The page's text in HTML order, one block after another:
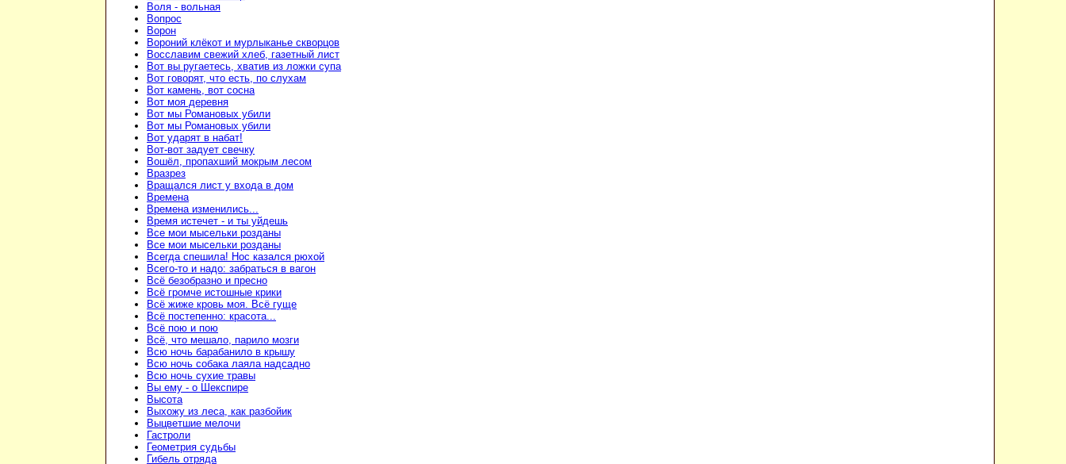
Воля - вольная
Вопрос
Ворон
Вороний клёкот и мурлыканье скворцов
Восславим свежий хлеб, газетный лист
Вот вы ругаетесь, хватив из ложки супа
Вот говорят, что есть, по слухам
Вот камень, вот сосна
Вот моя деревня
Вот мы Романовых убили
Вот мы Романовых убили
Вот ударят в набат!
Вот-вот задует свечку
Вошёл, пропахший мокрым лесом
Вразрез
Вращался лист у входа в дом
Времена
Времена изменились...
Время истечет - и ты уйдешь
Все мои мысельки розданы
Все мои мысельки розданы
Всегда спешила! Нос казался рюхой
Всего-то и надо: забраться в вагон
Всё безобразно и пресно
Всё громче истошные крики
Всё жиже кровь моя. Всё гуще
Всё постепенно: красота...
Всё пою и пою
Всё, что мешало, парило мозги
Всю ночь барабанило в крышу
Всю ночь собака лаяла надсадно
Всю ночь сухие травы
Вы ему - о Шекспире
Высота
Выхожу из леса, как разбойик
Выцветшие мелочи
Гастроли
Геометрия судьбы
Гибель отряда